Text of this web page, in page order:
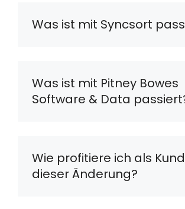
Was ist mit Syncsort
Was ist mit Pitney Bowes
Software & Data
Wie profitiere ich als
dieser Änderung?